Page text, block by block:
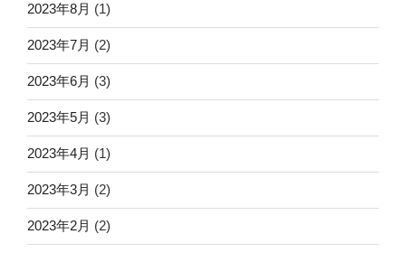
2023年8月 (1)
2023年7月 (2)
2023年6月 (3)
2023年5月 (3)
2023年4月 (1)
2023年3月 (2)
2023年2月 (2)